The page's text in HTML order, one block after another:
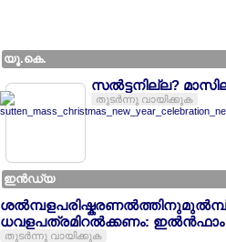
യൂ.കെ.
സല്‍ട്ടനില്ല?
തുടര്‍ന്നു വായിക്കുക
ഇന്‍ഡ്യ
ധവളപത്രമിറല്‍ക്കണം: ഇല്‍ന്‍ഫാം
തുടര്‍ന്നു വായിക്കുക